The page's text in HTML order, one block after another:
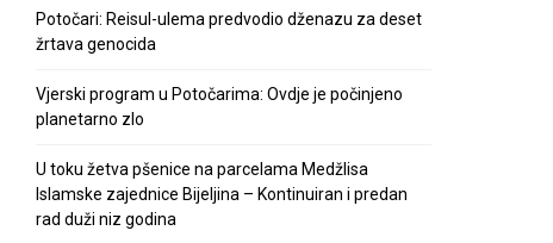
Potočari: Reisul-ulema predvodio dženazu za deset
žrtava genocida
Vjerski program u Potočarima: Ovdje je počinjeno
planetarno zlo
U toku žetva pšenice na parcelama Medžlisa
Islamske zajednice Bijeljina – Kontinuiran i predan
rad duži niz godina